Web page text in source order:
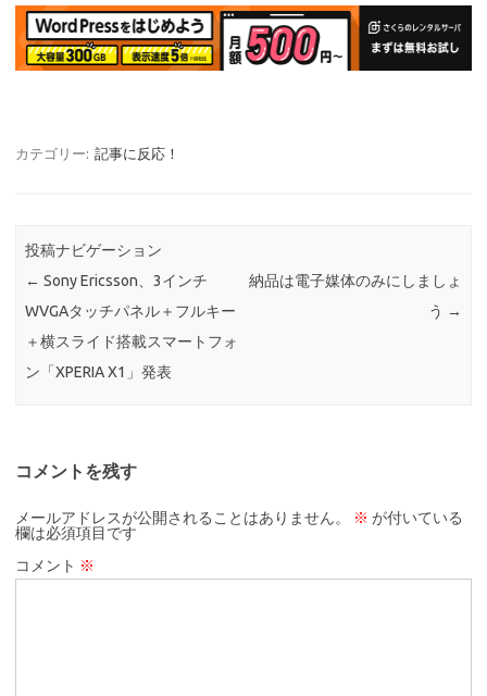
カテゴリー: 記事に反応！
投稿ナビゲーション
← Sony Ericsson、3インチ
WVGAタッチパネル＋フルキー
＋横スライド搭載スマートフォ
ン「XPERIA X1」発表
納品は電子媒体のみにしましょ
う →
コメントを残す
メールアドレスが公開されることはありません。 ※ が付いている
欄は必須項目です
コメント ※